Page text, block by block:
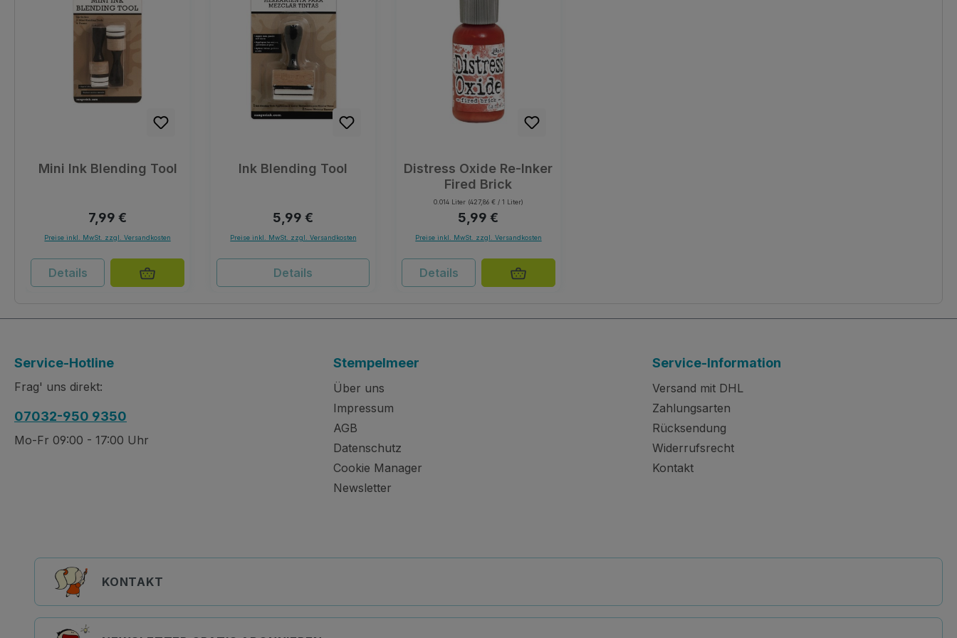
Mini Ink Blending Tool
Regulärer Preis:
7,99 €
Preise inkl. MwSt. zzgl. Versandkosten
Details
Ink Blending Tool
Regulärer Preis:
5,99 €
Preise inkl. MwSt. zzgl. Versandkosten
Details
Distress Oxide Re-Inker
Fired Brick
0.014 Liter (427,86 € / 1 Liter)
Regulärer Preis:
5,99 €
Preise inkl. MwSt. zzgl. Versandkosten
Details
Service-Hotline
Frag' uns direkt:
07032-950 9350
Mo-Fr 09:00 - 17:00 Uhr
Stempelmeer
Über uns
Impressum
AGB
Datenschutz
Cookie Manager
Newsletter
Service-Information
Versand mit DHL
Zahlungsarten
Rücksendung
Widerrufsrecht
Kontakt
KONTAKT